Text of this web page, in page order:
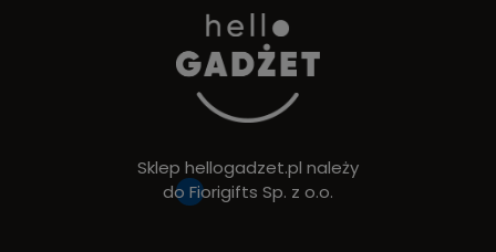
Sklep hellogadzet.pl należy
do Fiorigifts Sp. z o.o.